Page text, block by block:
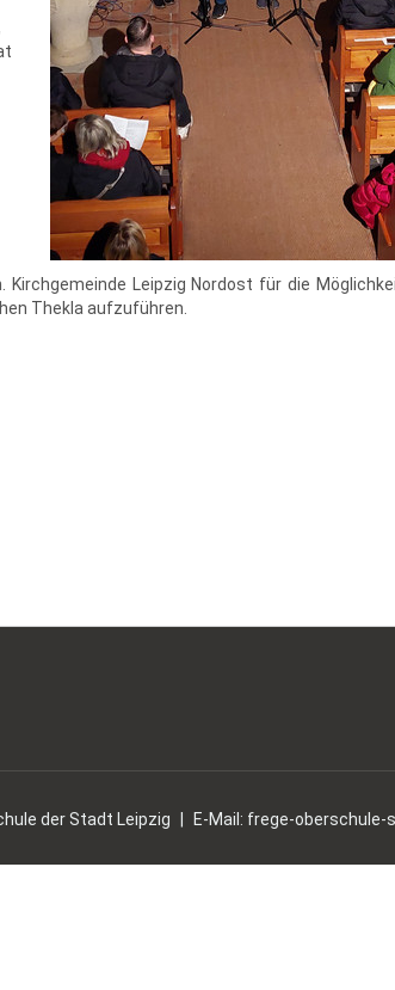
Kirchgemeinde Leipzig Nordost für die
Thekla aufzuführen.
der Stadt Leipzig E-Mail: frege-